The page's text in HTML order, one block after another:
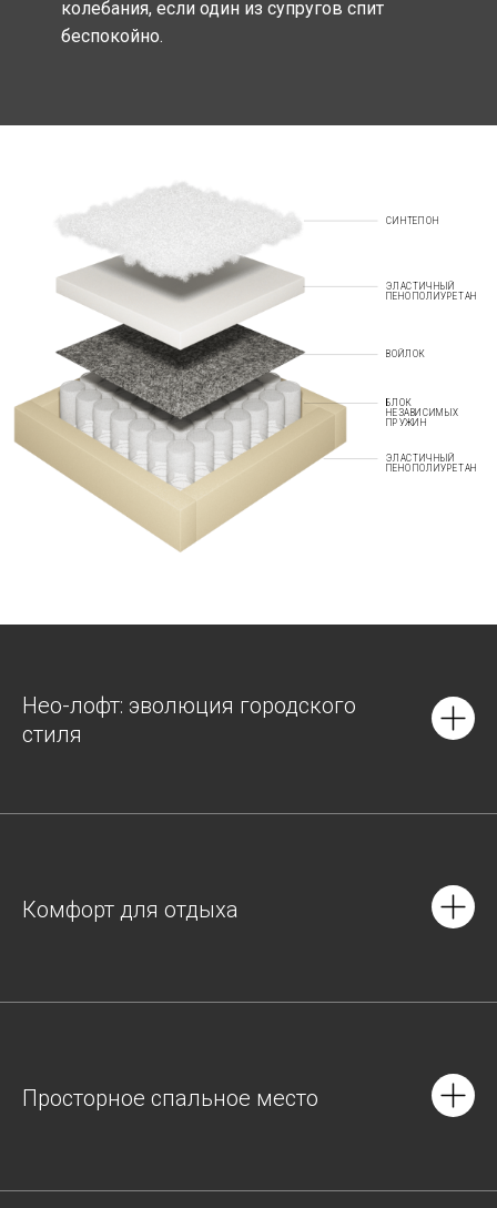
колебания, если один из супругов спит
беспокойно.
СИНТЕПОН
ЭЛАСТИЧНЫЙ
ПЕНОПОЛИУРЕТАН
ВОЙЛОК
БЛОК
НЕЗАВИСИМЫХ
ПРУЖИН
ЭЛАСТИЧНЫЙ
ПЕНОПОЛИУРЕТАН
Нео-лофт: эволюция городского
стиля
Комфорт для отдыха
Просторное спальное место